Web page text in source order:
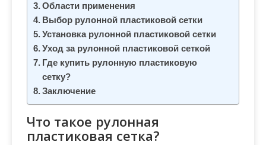
Области применения
Выбор рулонной пластиковой сетки
Установка рулонной пластиковой сетки
Уход за рулонной пластиковой сеткой
Где купить рулонную пластиковую
сетку?
Заключение
Что такое рулонная
пластиковая сетка?